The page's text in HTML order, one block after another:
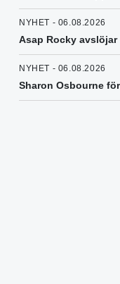
NYHET - 06.08.2026
Asap Rocky
NYHET - 06.08.2026
Sharon Osbourne